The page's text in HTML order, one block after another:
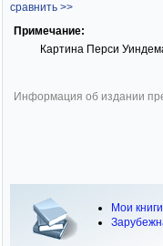
сравнить >>
Примечание:
Картина Перси
Информация об издании
Мои книги